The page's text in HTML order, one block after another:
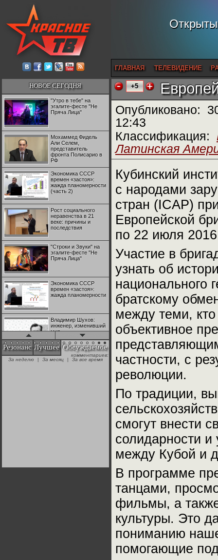
ГЛАВНАЯ ТЕЛЕВИДЕНИЕ
НОВОЕ СЕГОДНЯ
"Утро в тебе" на
эгалите-фесте "Не
Пряча Лица"
Мохаммед Фидель
Али Селем,
представитель
фронта Полисарио в
РФ
Экономика СССР
времен «застоя»:
жажда планомерности
(часть 2)
Рост социального
неравенства в 21
веке: причины и
последствия
"Строки и Звуки" на
эгалите-фесте "Не
Пряча Лица"
Экономика СССР
времен «застоя»:
жажда планомерности
Владимир Шухов:
инженер, изменивший
мир
"Аркадий Коц" на
эгалите-фесте "Не
Резонанс Лучшее Обсуждаемое
+28
+5
Опубликовано:
12:43
Классификация:
Латинская
Кубинский
с народами
стран (ICAP)
Европейской
по 22 июля
Участие в
узнать об
национального
братскому
между теми,
объективное
частности, с
революции.
По традиции,
смогут внести
солидарности
между Кубой и
В программе
танцами,
фильмы, а
культуры. Это
пониманию
помогающие